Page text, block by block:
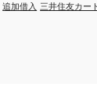
追加借入 三井住友カー